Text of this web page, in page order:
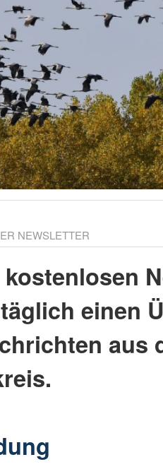
NEWSLETTER
einen
aus